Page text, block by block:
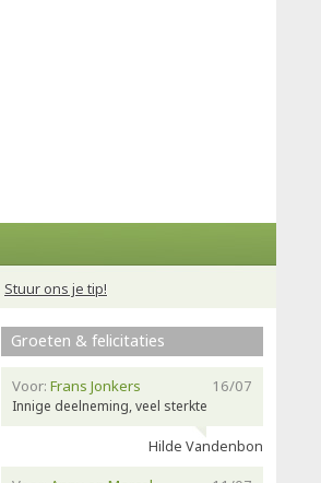
Stuur ons je tip!
Groeten & felicitaties
16/07
Voor: Frans Jonkers
Innige deelneming, veel sterkte
Hilde Vandenbon